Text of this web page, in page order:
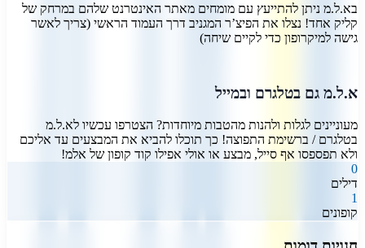
בא.ל.מ ניתן להתייעץ עם מומחים מאתר האינטרנט שלהם במרחק של
קליק אחד! נצלו את הפיצ’ר המגניב דרך העמוד הראשי (צריך לאשר
גישה למיקרופון כדי לקיים שיחה)
א.ל.מ גם בטלגרם ובמייל
מעוניינים לגלות ולהנות מהטבות מיוחדות? הצטרפו עכשיו לא.ל.מ
בטלגרם / ברשימת התפוצה! כך תוכלו להביא את המבצעים עד אליכם
ולא תפספסו אף סייל, מבצע או אולי אפילו קוד קופון של אלמ!
0
דילים
1
קופונים